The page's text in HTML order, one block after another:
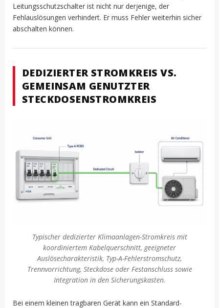
Leitungsschutzschalter ist nicht nur derjenige, der
Fehlauslösungen verhindert. Er muss Fehler weiterhin sicher
abschalten können.
DEDIZIERTER STROMKREIS VS.
GEMEINSAM GENUTZTER
STECKDOSENSTROMKREIS
Typischer dedizierter Klimaanlagen-Stromkreis mit
koordiniertem Kabelquerschnitt, geeigneter
Auslösecharakteristik, Typ-A-Fehlerstromschutz,
Trennvorrichtung, Steckdose oder Festanschluss sowie
Integration in den Sicherungskasten.
Bei einem kleinen tragbaren Gerät kann ein Standard-